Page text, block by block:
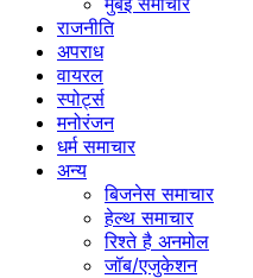
राजनीति
अपराध
वायरल
स्पोर्ट्स
मनोरंजन
धर्म समाचार
अन्य
बिजनेस समाचार
हेल्थ समाचार
रिश्ते है अनमोल
जॉब/एजुकेशन